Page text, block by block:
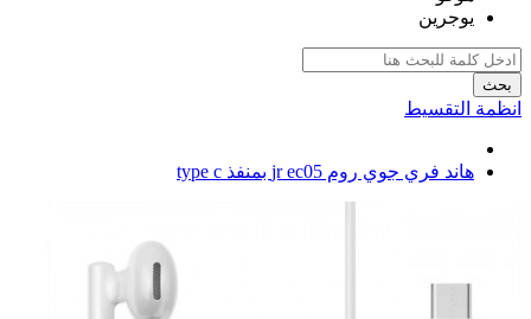
يوجرين
بحث
انظمة التقسيط
هاند فري جوي روم jr ec05 بمنفذ type c